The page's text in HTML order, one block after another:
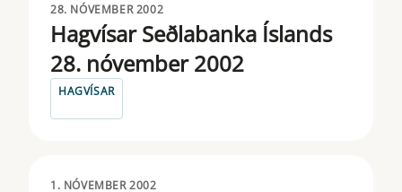
28. NÓVEMBER 2002
Hagvísar Seðlabanka Íslands
28. nóvember 2002
HAGVÍSAR
1. NÓVEMBER 2002